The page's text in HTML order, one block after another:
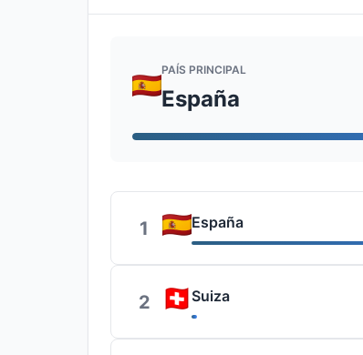
PAÍS PRINCIPAL
España
1 España
2 Suiza